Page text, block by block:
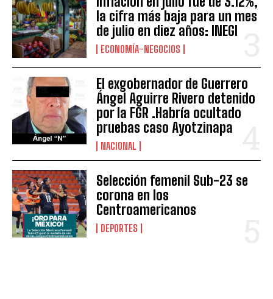
la cifra más baja para un mes
de julio en diez años: INEGI
ECONOMÍA-NEGOCIOS
El exgobernador de Guerrero
Ángel Aguirre Rivero detenido
por la FGR .Habría ocultado
pruebas caso Ayotzinapa
NACIONAL
Selección femenil Sub-23 se
corona en los
Centroamericanos
DEPORTES